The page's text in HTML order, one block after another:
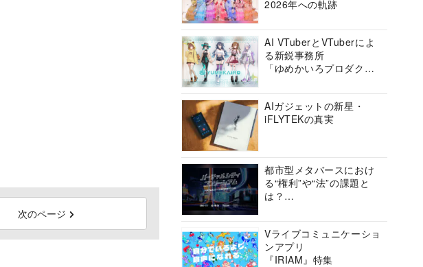
次のページ
2026年への軌跡
AI VTuberとVTuberによ
る新鋭事務所
「ゆめかいろプロダクシ
AIガジェットの新星・
iFLYTEKの真実
都市型メタバースにおけ
る“権利”や“法”の課題と
は？
ーシアムの挑戦に迫る
Vライブコミュニケーショ
ンアプリ
『IRIAM』特集